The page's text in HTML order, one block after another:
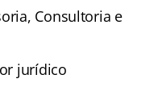
Consultoria e
jurídico